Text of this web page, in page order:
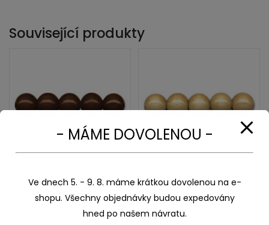
Související produkty
Korálky dřevěné lakované
hnědá 6mm/ 120 ks
Korálky dřevěné lakované
natur-přírodní 6mm/ 120
ks 29,00 Kč
- MÁME DOVOLENOU -
Ve dnech 5. - 9. 8. máme krátkou dovolenou na e-
shopu. Všechny objednávky budou expedovány
hned po našem návratu.